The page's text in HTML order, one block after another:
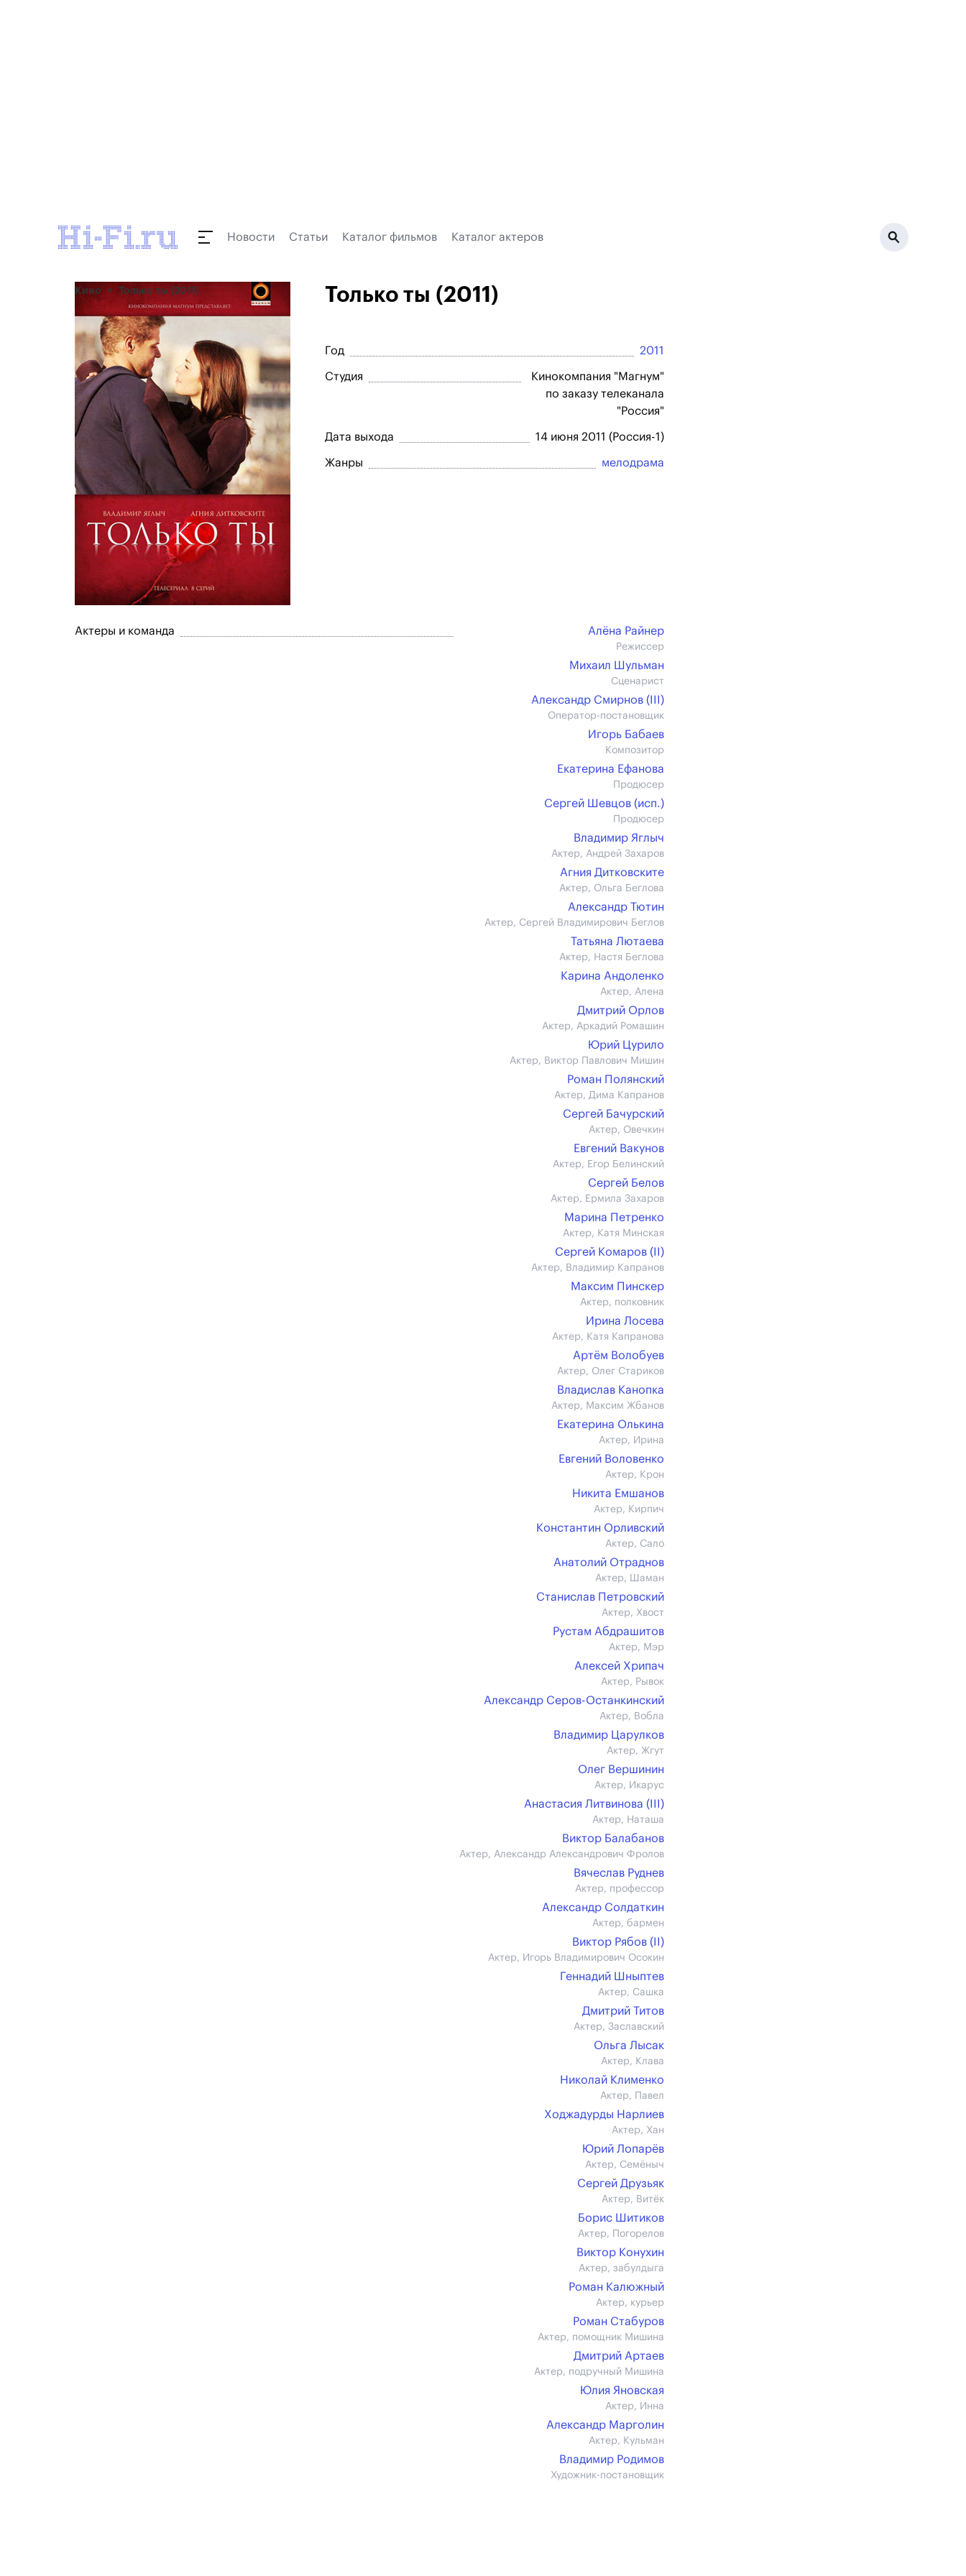
Новости Статьи Каталог фильмов Каталог актеров
Кино Только ты (2011) Только ты (2011)
Год 2011
Студия
Кинокомпания "Магнум"
по заказу телеканала
"Россия"
Дата выхода 14 июня 2011 (Россия-1)
Жанры мелодрама
Актеры и команда Алёна Райнер
Режиссер
Михаил Шульман
Сценарист
Александр Смирнов (III)
Оператор-постановщик
Игорь Бабаев
Композитор
Екатерина Ефанова
Продюсер
Сергей Шевцов (иcп.)
Продюсер
Владимир Яглыч
Актер, Андрей Захаров
Агния Дитковските
Актер, Ольга Беглова
Александр Тютин
Актер, Сергей Владимирович Беглов
Татьяна Лютаева
Актер, Настя Беглова
Карина Андоленко
Актер, Алена
Дмитрий Орлов
Актер, Аркадий Ромашин
Юрий Цурило
Актер, Виктор Павлович Мишин
Роман Полянский
Актер, Дима Капранов
Сергей Бачурский
Актер, Овечкин
Евгений Вакунов
Актер, Егор Белинский
Сергей Белов
Актер, Ермила Захаров
Марина Петренко
Актер, Катя Минская
Сергей Комаров (II)
Актер, Владимир Капранов
Максим Пинскер
Актер, полковник
Ирина Лосева
Актер, Катя Капранова
Артём Волобуев
Актер, Олег Стариков
Владислав Канопка
Актер, Максим Жбанов
Екатерина Олькина
Актер, Ирина
Евгений Воловенко
Актер, Крон
Никита Емшанов
Актер, Кирпич
Константин Орливский
Актер, Сало
Анатолий Отраднов
Актер, Шаман
Станислав Петровский
Актер, Хвост
Рустам Абдрашитов
Актер, Мэр
Алексей Хрипач
Актер, Рывок
Александр Серов-Останкинский
Актер, Вобла
Владимир Царулков
Актер, Жгут
Олег Вершинин
Актер, Икарус
Анастасия Литвинова (III)
Актер, Наташа
Виктор Балабанов
Актер, Александр Александрович Фролов
Вячеслав Руднев
Актер, профессор
Александр Солдаткин
Актер, бармен
Виктор Рябов (II)
Актер, Игорь Владимирович Осокин
Геннадий Шныптев
Актер, Сашка
Дмитрий Титов
Актер, Заславский
Ольга Лысак
Актер, Клава
Николай Клименко
Актер, Павел
Ходжадурды Нарлиев
Актер, Хан
Юрий Лопарёв
Актер, Семёныч
Сергей Друзьяк
Актер, Витёк
Борис Шитиков
Актер, Погорелов
Виктор Конухин
Актер, забулдыга
Роман Калюжный
Актер, курьер
Роман Стабуров
Актер, помощник Мишина
Дмитрий Артаев
Актер, подручный Мишина
Юлия Яновская
Актер, Инна
Александр Марголин
Актер, Кульман
Владимир Родимов
Художник-постановщик